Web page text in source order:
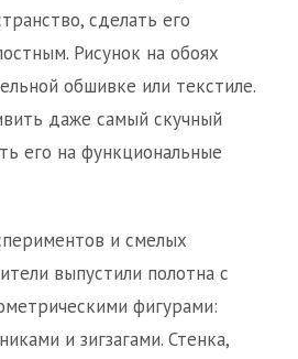
сделать его
Рисунок на обоях
обшивке или текстиле.
даже самый скучный
его на функциональные
и смелых
выпустили полотна с
фигурами:
и зигзагами. Стенка,